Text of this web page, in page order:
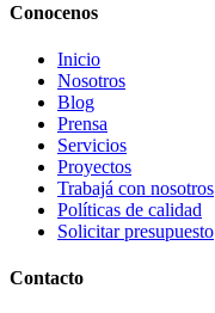
Conocenos
Inicio
Nosotros
Blog
Prensa
Servicios
Proyectos
Trabajá con nosotros
Políticas de calidad
Solicitar presupuesto
Contacto